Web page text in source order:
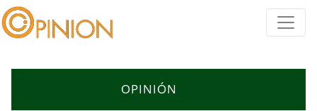
OPINIÓN